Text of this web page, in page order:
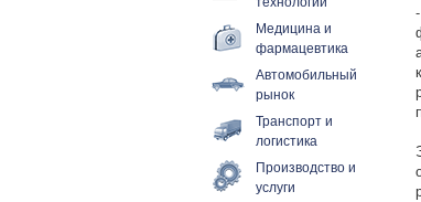
Медицина и
фармацевтика
Автомобильный
рынок
Транспорт и
логистика
Производство и
услуги